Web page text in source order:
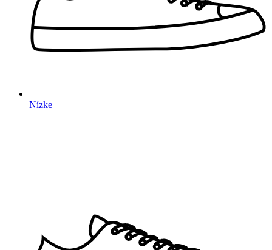
Nízke